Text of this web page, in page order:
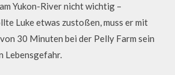
Yukon-River nicht wichtig –
Luke etwas zustoßen, muss er mit
30 Minuten bei der Pelly Farm sein
Lebensgefahr.